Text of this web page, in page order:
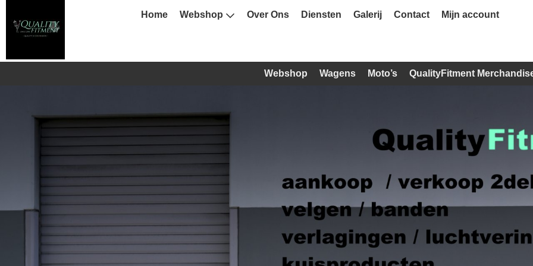
Home Webshop Over Ons Diensten Galerij Contact Mijn account
Webshop Wagens Moto’s QualityFitment